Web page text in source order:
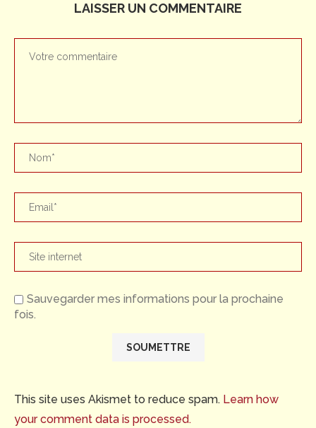
LAISSER UN COMMENTAIRE
Sauvegarder mes informations pour la prochaine
fois.
This site uses Akismet to reduce spam. Learn how
your comment data is processed.